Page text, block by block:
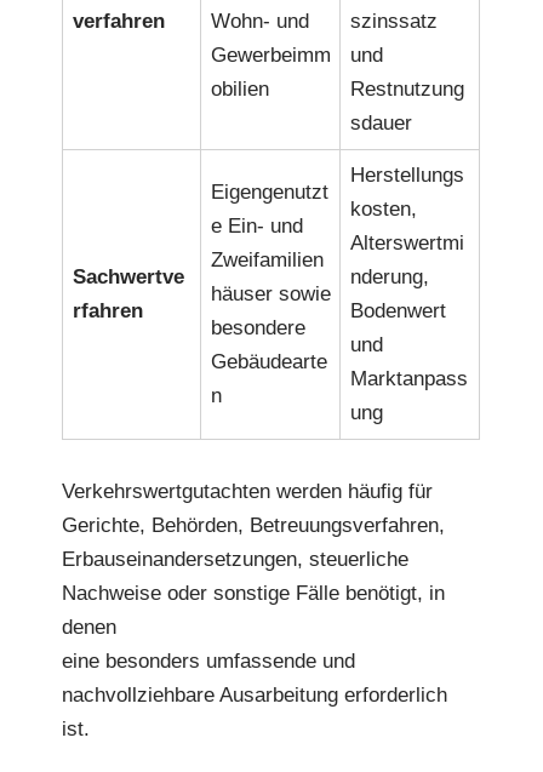
verfahren
Wohn- und
Gewerbeimm
obilien
szinssatz
und
Restnutzung
sdauer
Sachwertve
rfahren
Eigengenutzt
e Ein- und
Zweifamilien
häuser sowie
besondere
Gebäudearte
n
Herstellungs
kosten,
Alterswertmi
nderung,
Bodenwert
und
Marktanpass
ung
Verkehrswertgutachten werden häufig für
Gerichte, Behörden, Betreuungsverfahren,
Erbauseinandersetzungen, steuerliche
Nachweise oder sonstige Fälle benötigt, in
denen
eine besonders umfassende und
nachvollziehbare Ausarbeitung erforderlich
ist.